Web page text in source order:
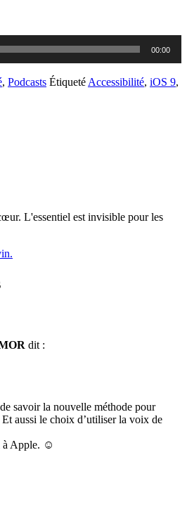
00:00
, Podcasts Étiqueté Accessibilité, iOS 9,
L'essentiel est invisible pour les
dit :
savoir la nouvelle méthode pour
aussi le choix d’utiliser la voix de
à Apple. ☺️